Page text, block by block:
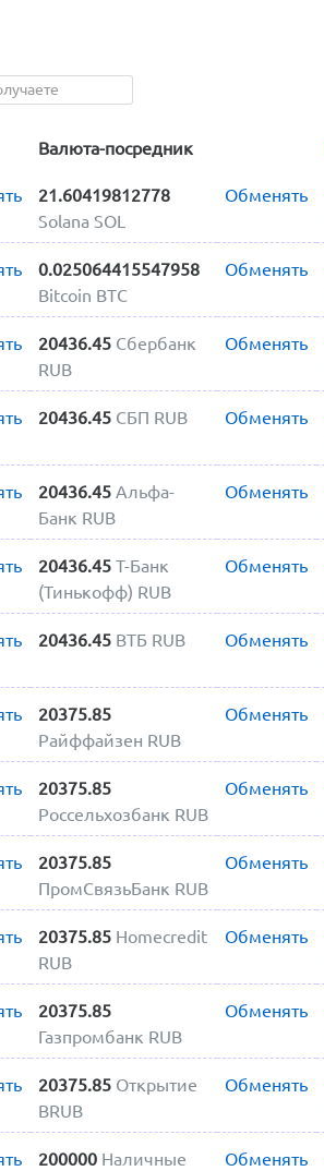
Валюта-посредник
21.60419812778
Solana SOL
Обменять
0.025064415547958
Bitcoin BTC
Обменять
20436.45 Сбербанк
RUB
Обменять
20436.45 СБП RUB Обменять
20436.45 Альфа-
Банк RUB
Обменять
20436.45 Т-Банк
(Тинькофф) RUB
Обменять
20436.45 ВТБ RUB Обменять
20375.85
Райффайзен RUB
Обменять
20375.85
Россельхозбанк RUB
Обменять
20375.85
ПромСвязьБанк RUB
Обменять
20375.85 Homecredit
RUB
Обменять
20375.85
Газпромбанк RUB
Обменять
20375.85 Открытие
BRUB
Обменять
200000 Наличные
Обменять